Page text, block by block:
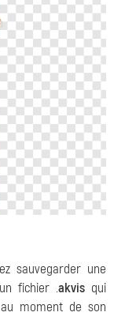
sauvegarder une
fichier .akvis qui
moment de son